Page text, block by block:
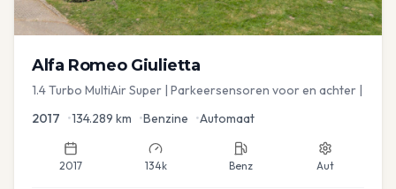
Alfa Romeo Giulietta
1.4 Turbo MultiAir Super | Parkeersensoren voor en achter |
2017 •134.289 km •Benzine •Automaat
2017 134k Benz Aut